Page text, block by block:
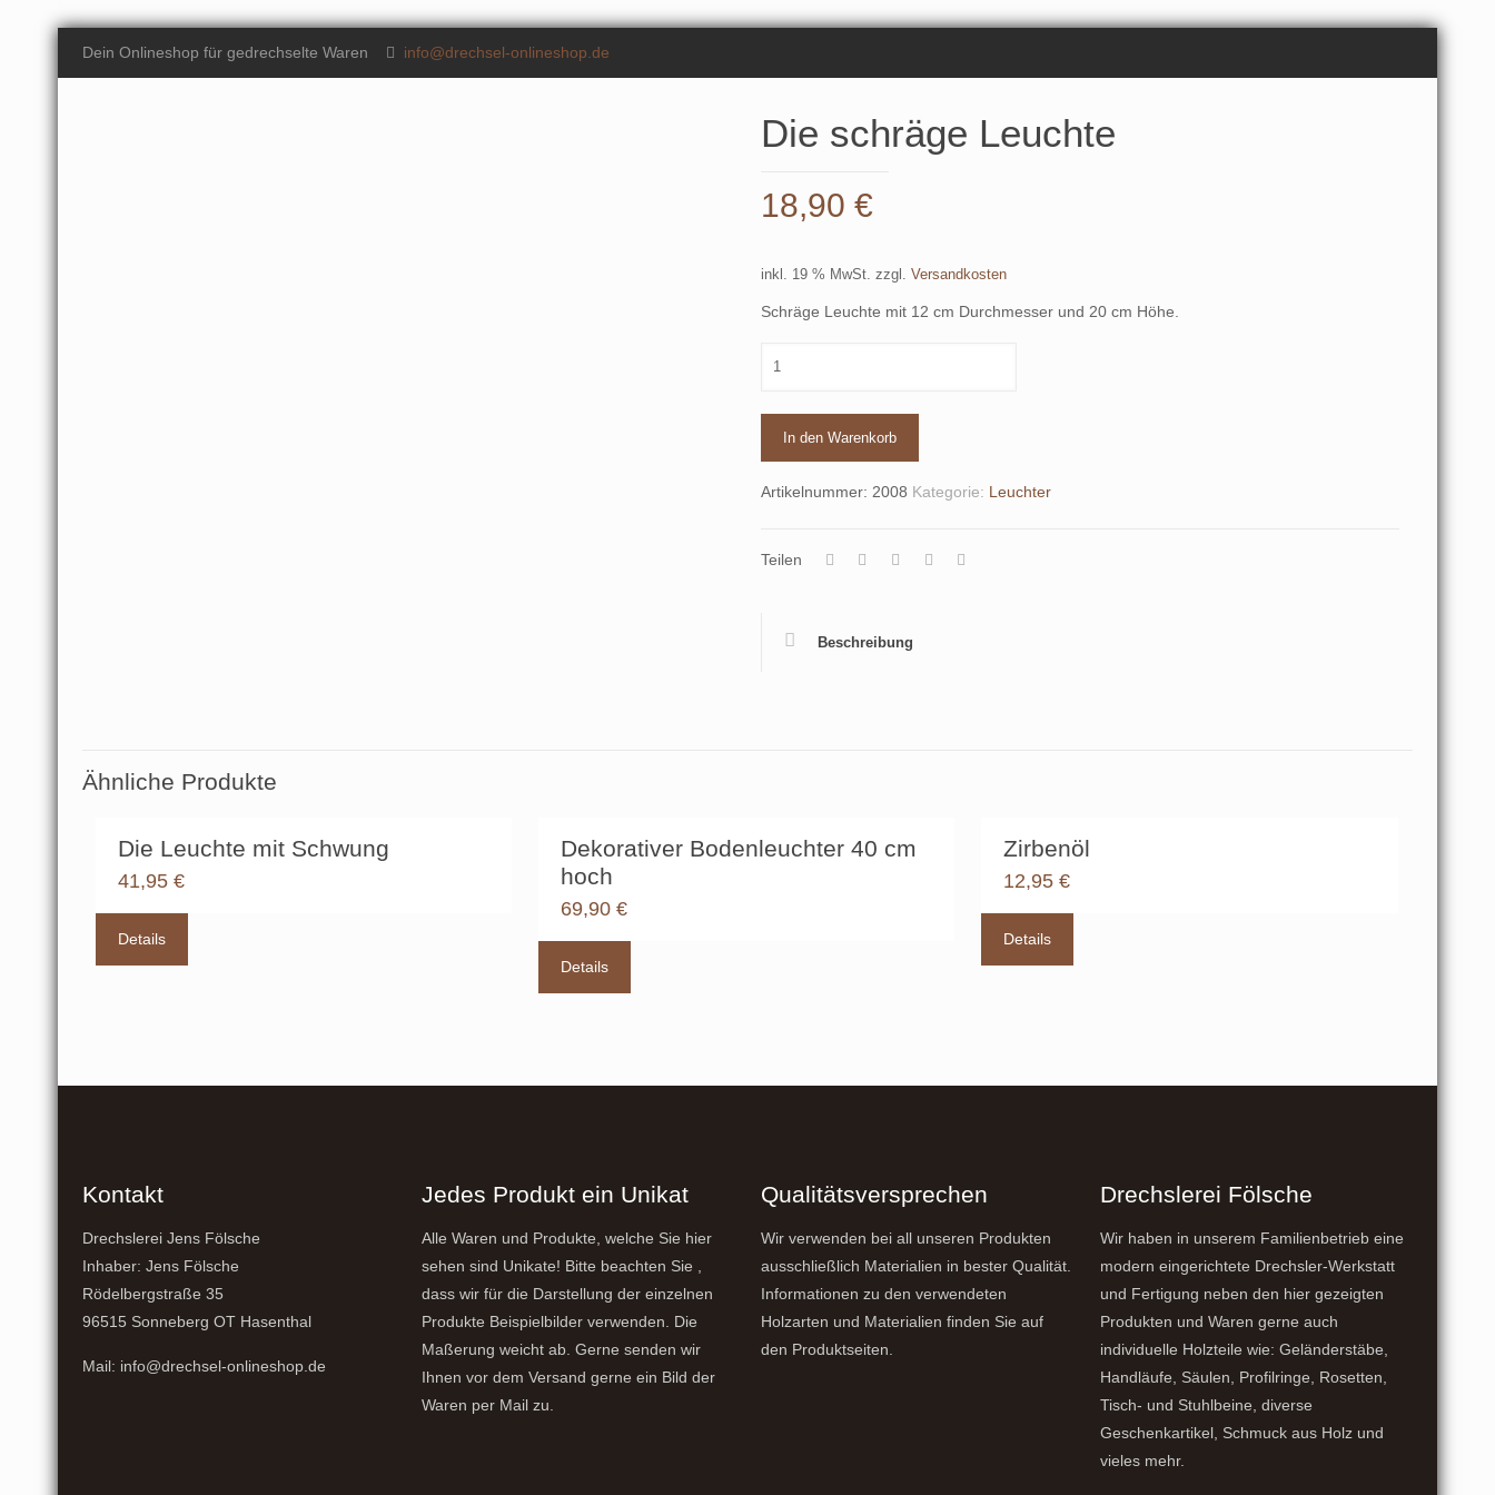
Dein Onlineshop für gedrechselte Waren info@drechsel-onlineshop.de
Die schräge Leuchte
18,90 €
inkl. 19 % MwSt. zzgl. Versandkosten
Schräge Leuchte mit 12 cm Durchmesser und 20 cm Höhe.
In den Warenkorb
Artikelnummer: 2008 Kategorie: Leuchter
Teilen
Beschreibung
Ähnliche Produkte
Die Leuchte mit Schwung
41,95€
Details
Dekorativer Bodenleuchter 40 cm
hoch
69,90€
Details
Zirbenöl
12,95€
Details
Kontakt
Drechslerei Jens Fölsche
Inhaber: Jens Fölsche
Rödelbergstraße 35
96515 Sonneberg OT Hasenthal
Mail: info@drechsel-onlineshop.de
Jedes Produkt ein Unikat
Alle Waren und Produkte, welche Sie hier
sehen sind Unikate! Bitte beachten Sie ,
dass wir für die Darstellung der einzelnen
Produkte Beispielbilder verwenden. Die
Maßerung weicht ab. Gerne senden wir
Ihnen vor dem Versand gerne ein Bild der
Waren per Mail zu.
Qualitätsversprechen
Wir verwenden bei all unseren Produkten
ausschließlich Materialien in bester Qualität.
Informationen zu den verwendeten
Holzarten und Materialien finden Sie auf
den Produktseiten.
Drechslerei Fölsche
Wir haben in unserem Familienbetrieb eine
modern eingerichtete Drechsler-Werkstatt
und Fertigung neben den hier gezeigten
Produkten und Waren gerne auch
individuelle Holzteile wie: Geländerstäbe,
Handläufe, Säulen, Profilringe, Rosetten,
Tisch- und Stuhlbeine, diverse
Geschenkartikel, Schmuck aus Holz und
vieles mehr.